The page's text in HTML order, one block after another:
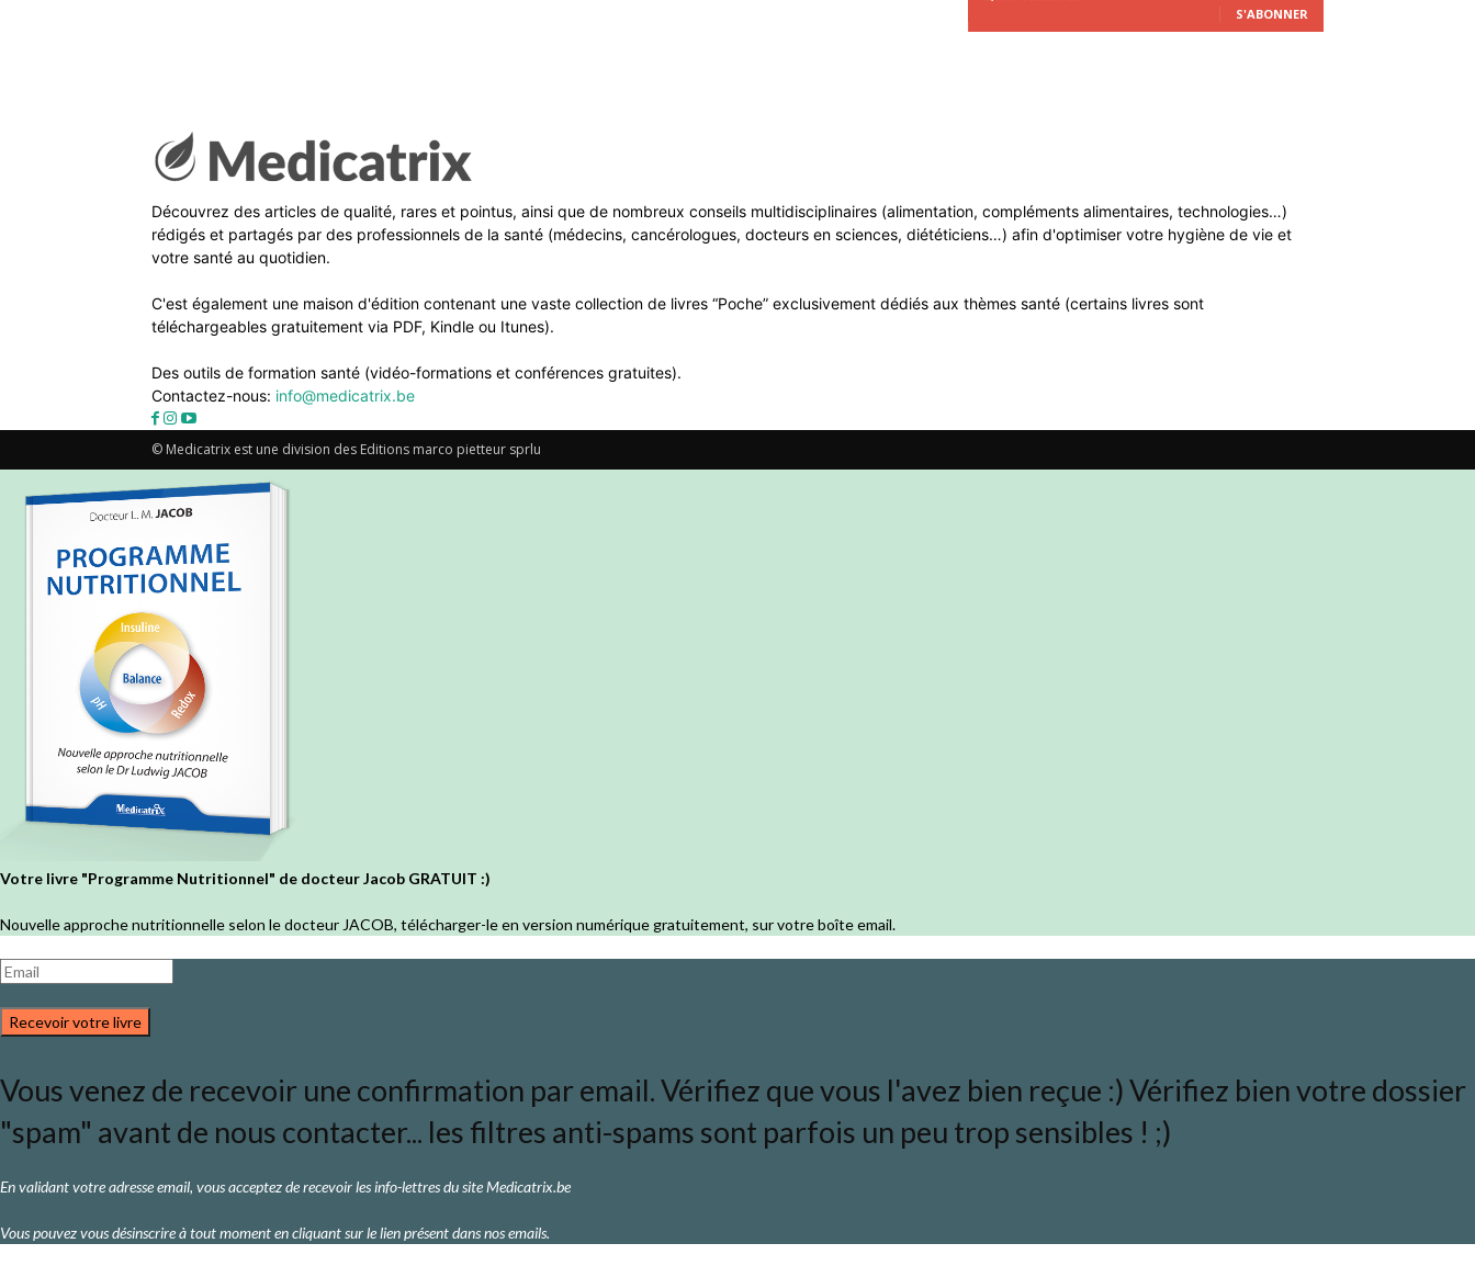
S'ABONNER
Découvrez des articles de qualité, rares et pointus, ainsi que de nombreux conseils multidisciplinaires (alimentation, compléments alimentaires, technologies…)
rédigés et partagés par des professionnels de la santé (médecins, cancérologues, docteurs en sciences, diététiciens…) afin d'optimiser votre hygiène de vie et
votre santé au quotidien.
C'est également une maison d'édition contenant une vaste collection de livres “Poche” exclusivement dédiés aux thèmes santé (certains livres sont
téléchargeables gratuitement via PDF, Kindle ou Itunes).
Des outils de formation santé (vidéo-formations et conférences gratuites).
Contactez-nous: info@medicatrix.be
© Medicatrix est une division des Editions marco pietteur sprlu
Votre livre "Programme Nutritionnel" de docteur Jacob GRATUIT :)
Nouvelle approche nutritionnelle selon le docteur JACOB, télécharger-le en version numérique gratuitement, sur votre boîte email.
Recevoir votre livre
Vous venez de recevoir une confirmation par email. Vérifiez que vous l'avez bien reçue :) Vérifiez bien votre dossier
"spam" avant de nous contacter... les filtres anti-spams sont parfois un peu trop sensibles ! ;)
En validant votre adresse email, vous acceptez de recevoir les info-lettres du site Medicatrix.be
Vous pouvez vous désinscrire à tout moment en cliquant sur le lien présent dans nos emails.